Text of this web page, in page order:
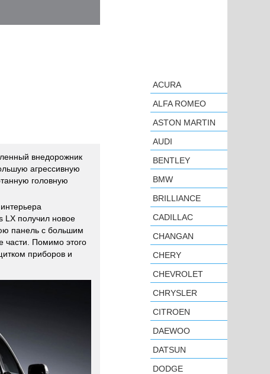
внедорожник
агрессивную
головную
LX получил новое
панель с большим
части. Помимо этого
приборов и
ACURA
ALFA ROMEO
ASTON MARTIN
AUDI
BENTLEY
BMW
BRILLIANCE
CADILLAC
CHANGAN
CHERY
CHEVROLET
CHRYSLER
CITROEN
DAEWOO
DATSUN
DODGE